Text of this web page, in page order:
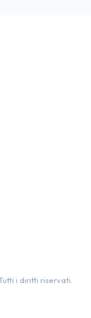
i diritti riservati.